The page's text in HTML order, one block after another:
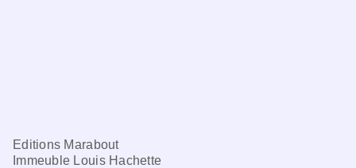
Editions Marabout
Immeuble Louis Hachette